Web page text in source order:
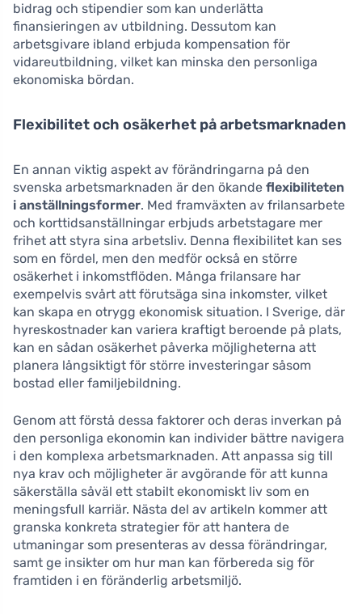
bidrag och stipendier som kan underlätta
finansieringen av utbildning. Dessutom kan
arbetsgivare ibland erbjuda kompensation för
vidareutbildning, vilket kan minska den personliga
ekonomiska bördan.
Flexibilitet och osäkerhet på arbetsmarknaden
En annan viktig aspekt av förändringarna på den
svenska arbetsmarknaden är den ökande flexibiliteten
i anställningsformer. Med framväxten av frilansarbete
och korttidsanställningar erbjuds arbetstagare mer
frihet att styra sina arbetsliv. Denna flexibilitet kan ses
som en fördel, men den medför också en större
osäkerhet i inkomstflöden. Många frilansare har
exempelvis svårt att förutsäga sina inkomster, vilket
kan skapa en otrygg ekonomisk situation. I Sverige, där
hyreskostnader kan variera kraftigt beroende på plats,
kan en sådan osäkerhet påverka möjligheterna att
planera långsiktigt för större investeringar såsom
bostad eller familjebildning.
Genom att förstå dessa faktorer och deras inverkan på
den personliga ekonomin kan individer bättre navigera
i den komplexa arbetsmarknaden. Att anpassa sig till
nya krav och möjligheter är avgörande för att kunna
säkerställa såväl ett stabilt ekonomiskt liv som en
meningsfull karriär. Nästa del av artikeln kommer att
granska konkreta strategier för att hantera de
utmaningar som presenteras av dessa förändringar,
samt ge insikter om hur man kan förbereda sig för
framtiden i en föränderlig arbetsmiljö.